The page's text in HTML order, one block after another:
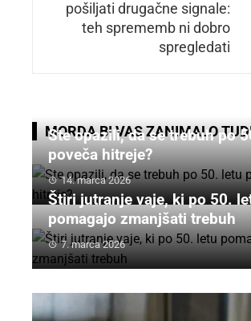
pošiljati drugačne signale:
teh sprememb ni dobro
spregledati
MORDA BI VAS ZANIMALO
Ste opazili, da se trebuh po
poveča hitreje?
14. marca 2026
Štiri jutranje vaje, ki po 50.
pomagajo zmanjšati trebuh
7. marca 2026